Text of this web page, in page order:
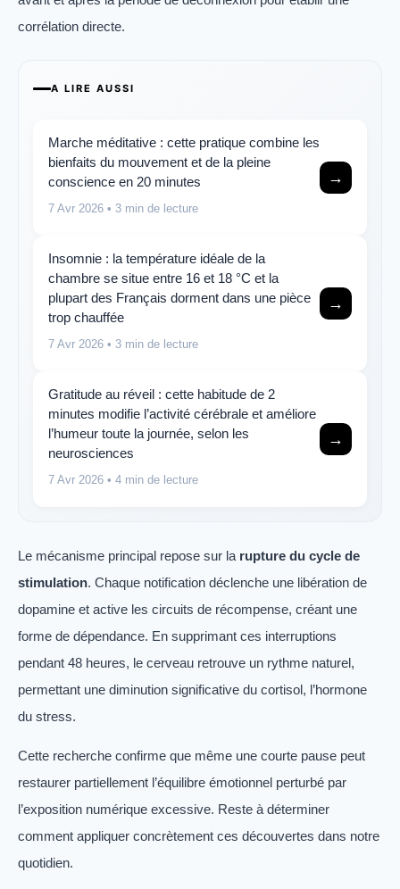
corrélation directe.
A LIRE AUSSI
Marche méditative : cette pratique combine les
bienfaits du mouvement et de la pleine
conscience en 20 minutes
7 Avr 2026 • 3 min de lecture
→
Insomnie : la température idéale de la
chambre se situe entre 16 et 18 °C et la
plupart des Français dorment dans une pièce
trop chauffée
7 Avr 2026 • 3 min de lecture
→
Gratitude au réveil : cette habitude de 2
minutes modifie l’activité cérébrale et améliore
l’humeur toute la journée, selon les
neurosciences
7 Avr 2026 • 4 min de lecture
→
Le mécanisme principal repose sur la rupture du cycle de
stimulation. Chaque notification déclenche une libération de
dopamine et active les circuits de récompense, créant une
forme de dépendance. En supprimant ces interruptions
pendant 48 heures, le cerveau retrouve un rythme naturel,
permettant une diminution significative du cortisol, l’hormone
du stress.
Cette recherche confirme que même une courte pause peut
restaurer partiellement l’équilibre émotionnel perturbé par
l’exposition numérique excessive. Reste à déterminer
comment appliquer concrètement ces découvertes dans notre
quotidien.